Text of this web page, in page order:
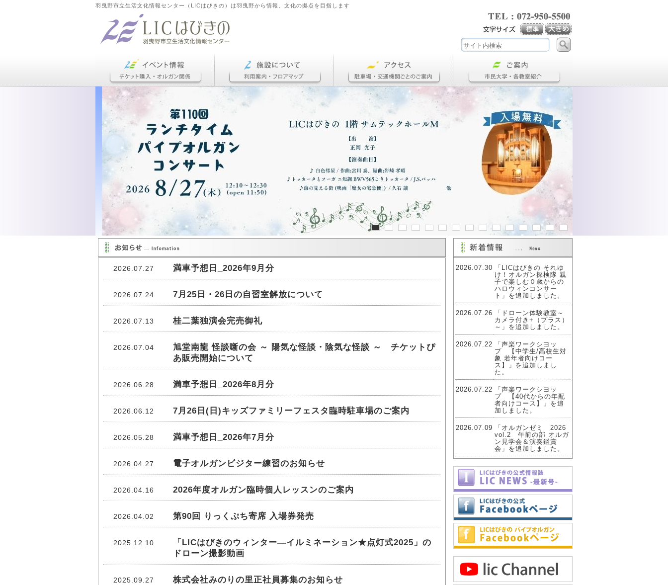
羽曳野市立生活文化情報センター（LICはびきの）は羽曳野から情報、文化の拠点を目指します
2026.07.27 満車予想日_2026年9月分
2026.07.24 7月25日・26日の自習室解放について
2026.07.13 桂二葉独演会完売御礼
2026.07.04
旭堂南龍 怪談噺の会 ～ 陽気な怪談・陰気な怪談 ～ チケットぴ
あ販売開始について
2026.06.28 満車予想日_2026年8月分
2026.06.12 7月26日(日)キッズファミリーフェスタ臨時駐車場のご案内
2026.05.28 満車予想日_2026年7月分
2026.04.27 電子オルガンビジター練習のお知らせ
2026.04.16 2026年度オルガン臨時個人レッスンのご案内
2026.04.02 第90回 りっくぷち寄席 入場券発売
2025.12.10
「LICはびきのウィンター―イルミネーション★点灯式2025」の
ドローン撮影動画
2025.09.27 株式会社みのりの里正社員募集のお知らせ
2026.07.30
「LICはびきの それゆ
け！オルガン探検隊 親
子で楽しむ０歳からの
ハロウィンコンサー
ト」を追加しました。
2026.07.26
「ドローン体験教室～
カメラ付き+（プラス）
～」を追加しました。
2026.07.22
「声楽ワークシヨッ
プ 【中学生/高校生対
象 若年者向けコー
ス】」を追加しまし
た。
2026.07.22
「声楽ワークシヨッ
プ 【40代からの年配
者向けコース】」を追
加しました。
2026.07.09
「オルガンゼミ 2026
vol.2 午前の部 オルガ
ン見学会＆演奏鑑賞
会」を追加しました。